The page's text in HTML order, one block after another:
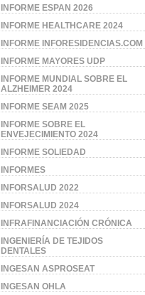
INFORME ESPAN 2026
INFORME HEALTHCARE 2024
INFORME INFORESIDENCIAS.COM
INFORME MAYORES UDP
INFORME MUNDIAL SOBRE EL
ALZHEIMER 2024
INFORME SEAM 2025
INFORME SOBRE EL
ENVEJECIMIENTO 2024
INFORME SOLIEDAD
INFORMES
INFORSALUD 2022
INFORSALUD 2024
INFRAFINANCIACIÓN CRÓNICA
INGENIERÍA DE TEJIDOS
DENTALES
INGESAN ASPROSEAT
INGESAN OHLA